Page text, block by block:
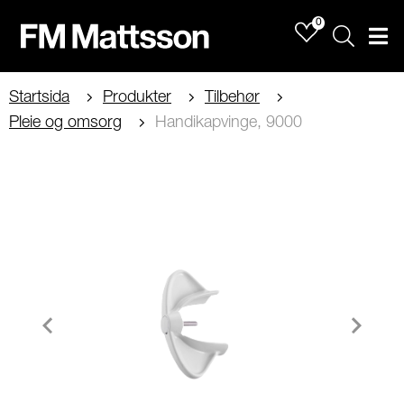
0
Sök
Startsida Produkter
Tilbehør
Pleie og omsorg
Handikapvinge, 9000